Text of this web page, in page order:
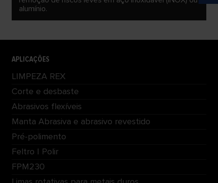
alumínio.
APLICAÇÕES
LIMPEZA REX
Corte e desbaste
Abrasivos flexíveis
Manta Abrasiva e abrasivo revestido
Pré-polimento
Feltro | Polir
FPM230